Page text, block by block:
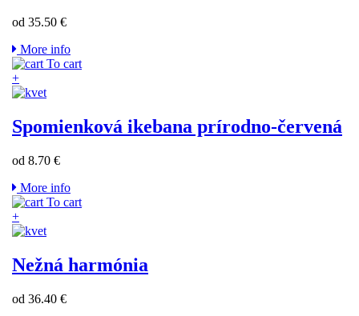
od 35.50 €
More info
To cart
+
Spomienková ikebana prírodno-červená
od 8.70 €
More info
To cart
+
Nežná harmónia
od 36.40 €